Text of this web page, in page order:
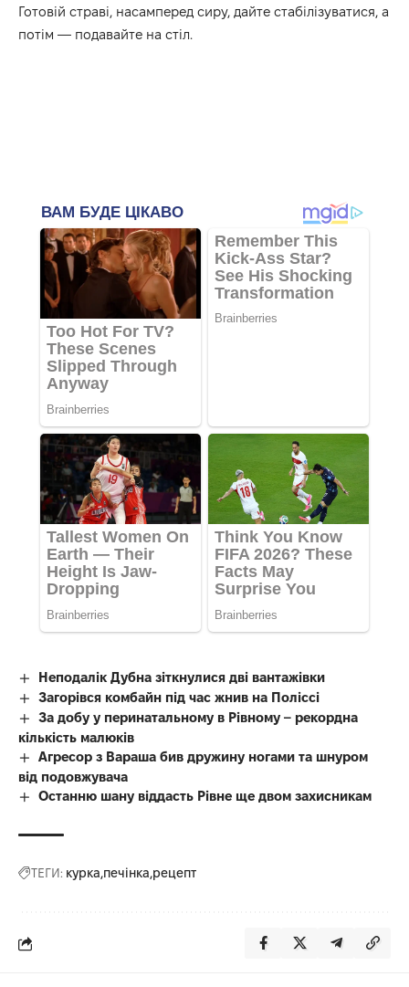
Готовій страві, насамперед сиру, дайте стабілізуватися, а
потім — подавайте на стіл.
Неподалік Дубна зіткнулися дві вантажівки
Загорівся комбайн під час жнив на Поліссі
За добу у перинатальному в Рівному – рекордна
кількість малюків
Агресор з Вараша бив дружину ногами та шнуром
від подовжувача
Останню шану віддасть Рівне ще двом захисникам
ТЕГИ: курка печінка рецепт